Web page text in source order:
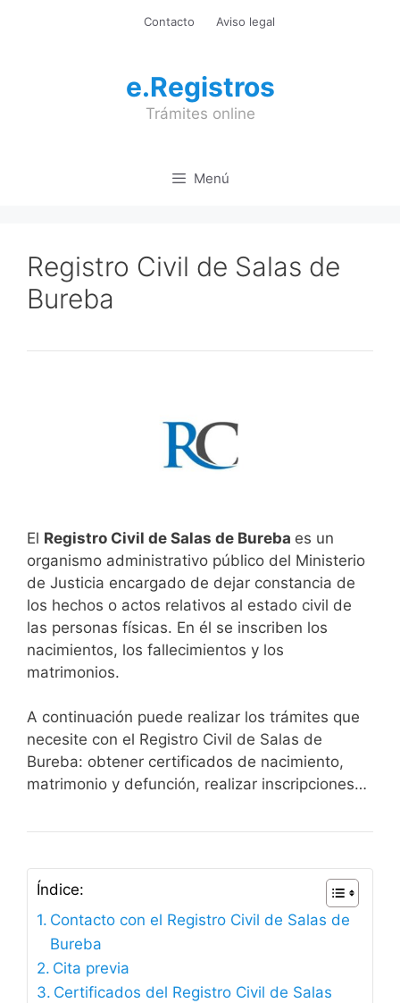
Contacto Aviso legal
e.Registros
Trámites online
Menú
Registro Civil de Salas de
Bureba
El Registro Civil de Salas de Bureba es un
organismo administrativo público del Ministerio
de Justicia encargado de dejar constancia de
los hechos o actos relativos al estado civil de
las personas físicas. En él se inscriben los
nacimientos, los fallecimientos y los
matrimonios.
A continuación puede realizar los trámites que
necesite con el Registro Civil de Salas de
Bureba: obtener certificados de nacimiento,
matrimonio y defunción, realizar inscripciones…
Índice:
Contacto con el Registro Civil de Salas de
Bureba
Cita previa
Certificados del Registro Civil de Salas